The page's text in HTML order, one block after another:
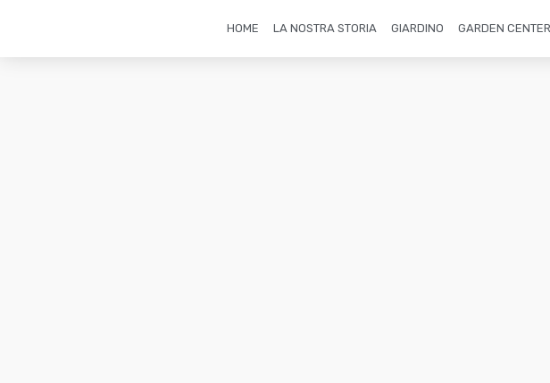
HOME LA NOSTRA STORIA GIARDINO GARDEN CENTER